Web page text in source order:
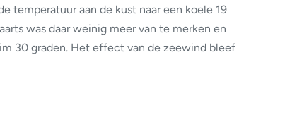
temperatuur aan de kust naar een koele 19
was daar weinig meer van te merken en
30 graden. Het effect van de zeewind bleef